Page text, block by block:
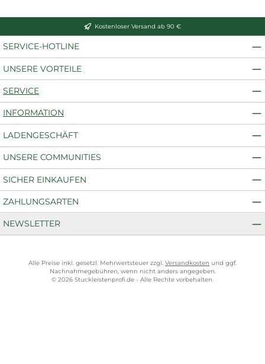
Kostenloser Versand ab 90 €
SERVICE-HOTLINE
UNSERE VORTEILE
SERVICE
INFORMATION
LADENGESCHÄFT
UNSERE COMMUNITIES
SICHER EINKAUFEN
ZAHLUNGSARTEN
NEWSLETTER
Alle Preise inkl. gesetzl. Mehrwertsteuer zzgl. Versandkosten und ggf.
Nachnahmegebühren, wenn nicht anders angegeben.
© 2026 Stuckleistenprofi.de - Alle Rechte vorbehalten.